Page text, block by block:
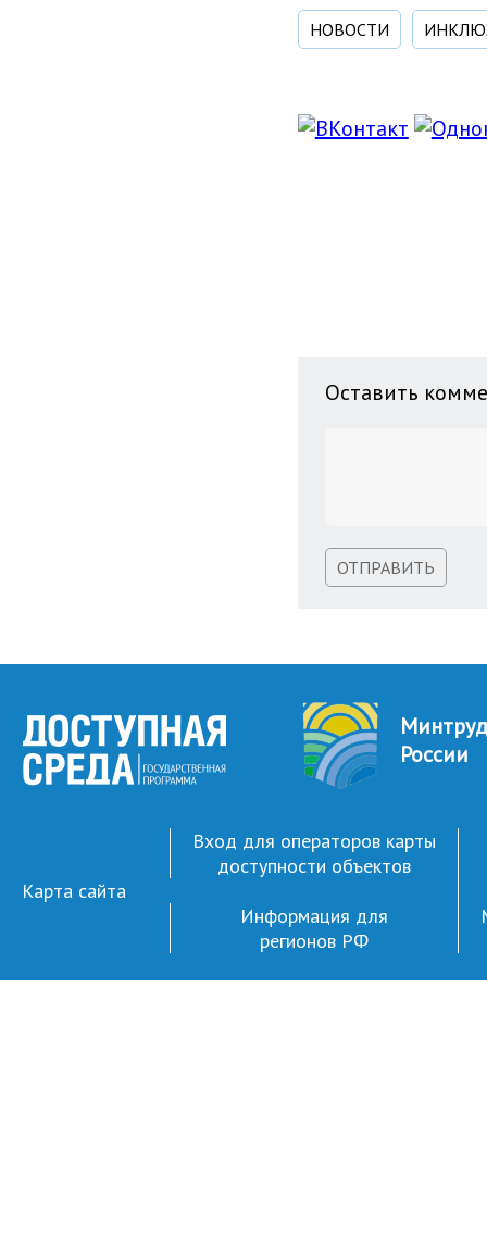
НОВОСТИ
Оставить
ОТПРАВИТЬ
Минтруд
России
Карта сайта
Вход для операторов карты
доступности объектов
Информация для
регионов РФ